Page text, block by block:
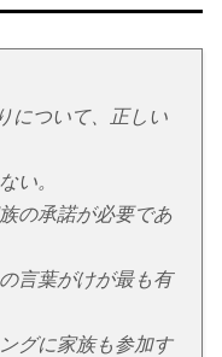
について、正しい
い。
の承諾が必要であ
言葉がけが最も有
グに家族も参加す